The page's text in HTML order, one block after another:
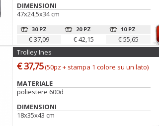
DIMENSIONI
47x24,5x34 cm
30 PZ
€ 37,09
20 PZ
€ 42,15
10 PZ
€ 55,65
Trolley Ines
€ 37,75(50pz + stampa 1 colore su un lato)
MATERIALE
poliestere 600d
DIMENSIONI
18x35x43 cm